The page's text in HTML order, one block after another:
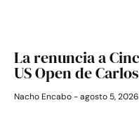
La renuncia a
US Open de
Nacho Encabo agosto 5, 2026